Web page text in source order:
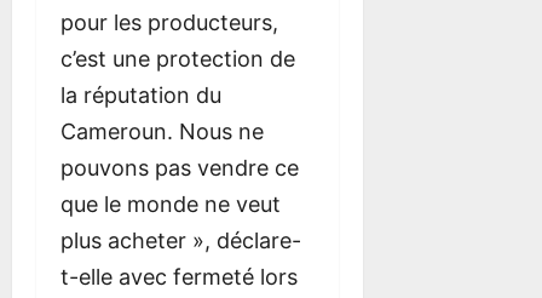
pour les producteurs,
c’est une protection de
la réputation du
Cameroun. Nous ne
pouvons pas vendre ce
que le monde ne veut
plus acheter », déclare-
t-elle avec fermeté lors